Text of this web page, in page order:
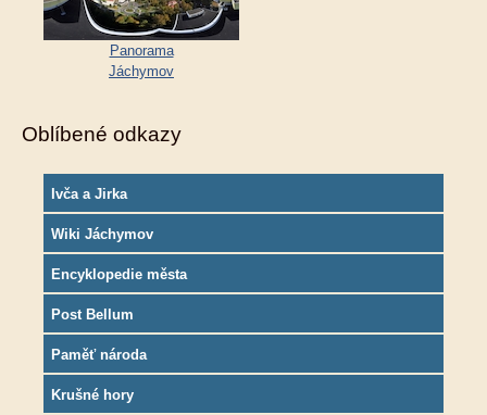
Panorama
Jáchymov
Oblíbené odkazy
Ivča a Jirka
Wiki Jáchymov
Encyklopedie města
Post Bellum
Paměť národa
Krušné hory